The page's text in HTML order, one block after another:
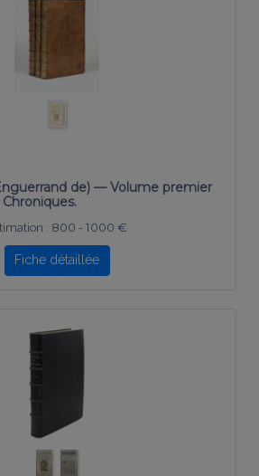
de) — Volume premier
: 800 - 1000 €
Fiche détaillée